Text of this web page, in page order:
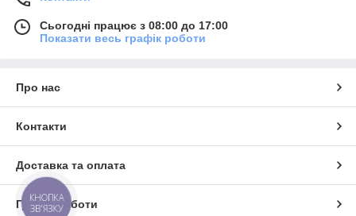
Сьогодні працює з 08:00 до 17:00
Показати весь графік роботи
Про нас
Контакти
Доставка та оплата
Графік роботи
КНОПКА
ЗВ'ЯЗКУ